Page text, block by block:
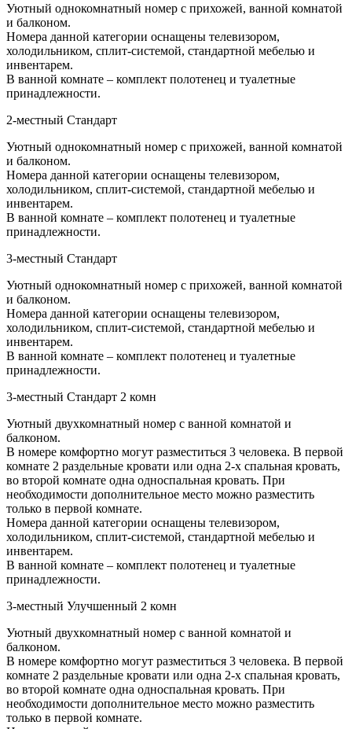
Уютный однокомнатный номер с прихожей, ванной комнатой
и балконом.
Номера данной категории оснащены телевизором,
холодильником, сплит-системой, стандартной мебелью и
инвентарем.
В ванной комнате – комплект полотенец и туалетные
принадлежности.
2-местный Стандарт
Уютный однокомнатный номер с прихожей, ванной комнатой
и балконом.
Номера данной категории оснащены телевизором,
холодильником, сплит-системой, стандартной мебелью и
инвентарем.
В ванной комнате – комплект полотенец и туалетные
принадлежности.
3-местный Стандарт
Уютный однокомнатный номер с прихожей, ванной комнатой
и балконом.
Номера данной категории оснащены телевизором,
холодильником, сплит-системой, стандартной мебелью и
инвентарем.
В ванной комнате – комплект полотенец и туалетные
принадлежности.
3-местный Стандарт 2 комн
Уютный двухкомнатный номер с ванной комнатой и
балконом.
В номере комфортно могут разместиться 3 человека. В первой
комнате 2 раздельные кровати или одна 2-х спальная кровать,
во второй комнате одна односпальная кровать. При
необходимости дополнительное место можно разместить
только в первой комнате.
Номера данной категории оснащены телевизором,
холодильником, сплит-системой, стандартной мебелью и
инвентарем.
В ванной комнате – комплект полотенец и туалетные
принадлежности.
3-местный Улучшенный 2 комн
Уютный двухкомнатный номер с ванной комнатой и
балконом.
В номере комфортно могут разместиться 3 человека. В первой
комнате 2 раздельные кровати или одна 2-х спальная кровать,
во второй комнате одна односпальная кровать. При
необходимости дополнительное место можно разместить
только в первой комнате.